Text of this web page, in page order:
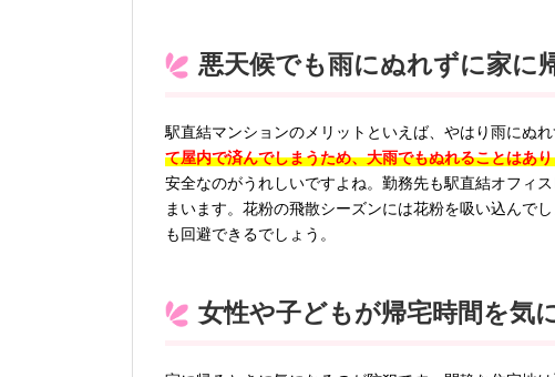
悪天候でも雨にぬれずに家に
駅直結マンションのメリットといえば、やはり雨にぬれ
て屋内で済んでしまうため、大雨でもぬれることはあ
安全なのがうれしいですよね。勤務先も駅直結オフィ
まいます。花粉の飛散シーズンには花粉を吸い込んで
も回避できるでしょう。
女性や子どもが帰宅時間を気